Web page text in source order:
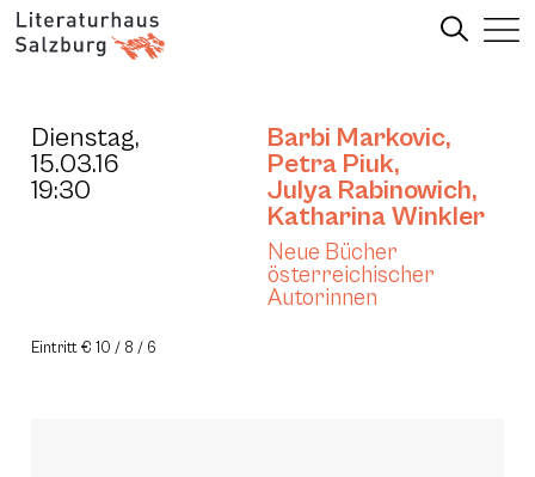
Dienstag,
15.03.16
19:30
Barbi Markovic,
Petra Piuk,
Julya Rabinowich,
Katharina Winkler
Neue Bücher
österreichischer
Autorinnen
Eintritt € 10 / 8 / 6